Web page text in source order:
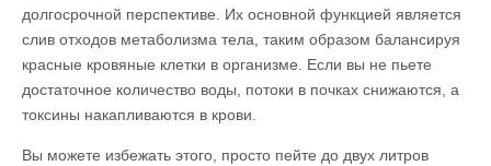
долгосрочной перспективе. Их основной функцией является
слив отходов метаболизма тела, таким образом балансируя
красные кровяные клетки в организме. Если вы не пьете
достаточное количество воды, потоки в почках снижаются, а
токсины накапливаются в крови.
Вы можете избежать этого, просто пейте до двух литров